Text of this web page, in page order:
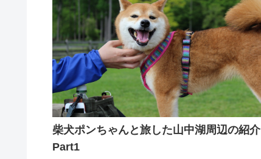
柴犬ポンちゃんと旅した山中湖周辺の紹介
Part1